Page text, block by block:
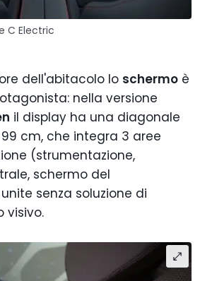
C Electric
dell'abitacolo lo schermo è
nella versione
il display ha una diagonale
99 cm, che integra 3 aree
(strumentazione,
schermo del
senza soluzione di
visivo.